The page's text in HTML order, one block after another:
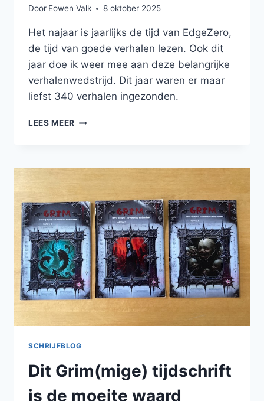
Door Eowen Valk 8 oktober 2025
Het najaar is jaarlijks de tijd van EdgeZero,
de tijd van goede verhalen lezen. Ook dit
jaar doe ik weer mee aan deze belangrijke
verhalenwedstrijd. Dit jaar waren er maar
liefst 340 verhalen ingezonden.
LEES MEER LEES
DECKEN
DE
NIEUWSTE
EDGEZERO
VERHALENBUNDEL
SCHRIJFBLOG
Dit Grim(mige) tijdschrift
is de moeite waard